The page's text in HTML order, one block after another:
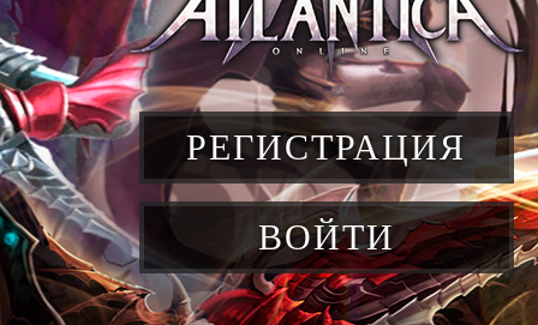
РЕГИСТРАЦИЯ
ВОЙТИ